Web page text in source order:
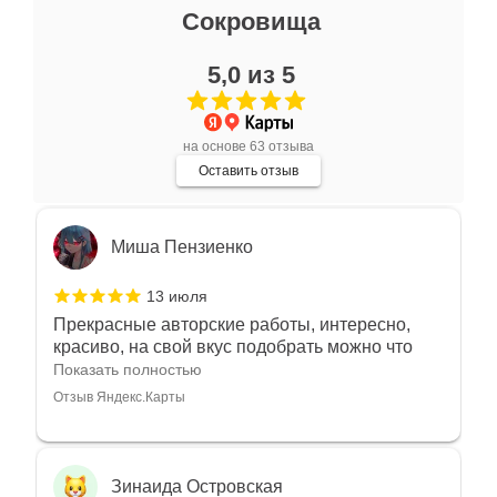
Сокровища
5,0 из 5
на основе 63 отзыва
Оставить отзыв
Очень большой выбор украшений! Каждое -
индивидуально и завораживает своей
красотой! Трудно не купить всё! Спасибо!
Отзыв Яндекс.Карты
Миша Пензиенко
13 июля
Прекрасные авторские работы, интересно,
красиво, на свой вкус подобрать можно что
угодно
Показать полностью
Отзыв Яндекс.Карты
Зинаида Островская